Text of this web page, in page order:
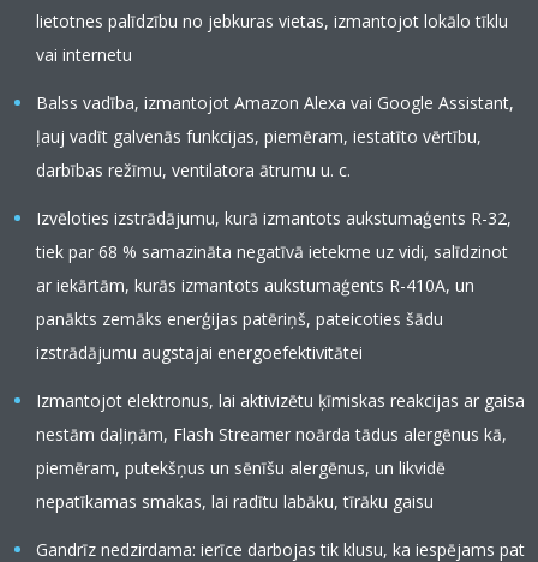
lietotnes palīdzību no jebkuras vietas, izmantojot lokālo tīklu
vai internetu
Balss vadība, izmantojot Amazon Alexa vai Google Assistant,
ļauj vadīt galvenās funkcijas, piemēram, iestatīto vērtību,
darbības režīmu, ventilatora ātrumu u. c.
Izvēloties izstrādājumu, kurā izmantots aukstumaģents R-32,
tiek par 68 % samazināta negatīvā ietekme uz vidi, salīdzinot
ar iekārtām, kurās izmantots aukstumaģents R-410A, un
panākts zemāks enerģijas patēriņš, pateicoties šādu
izstrādājumu augstajai energoefektivitātei
Izmantojot elektronus, lai aktivizētu ķīmiskas reakcijas ar gaisa
nestām daļiņām, Flash Streamer noārda tādus alergēnus kā,
piemēram, putekšņus un sēnīšu alergēnus, un likvidē
nepatīkamas smakas, lai radītu labāku, tīrāku gaisu
Gandrīz nedzirdama: ierīce darbojas tik klusu, ka iespējams pat